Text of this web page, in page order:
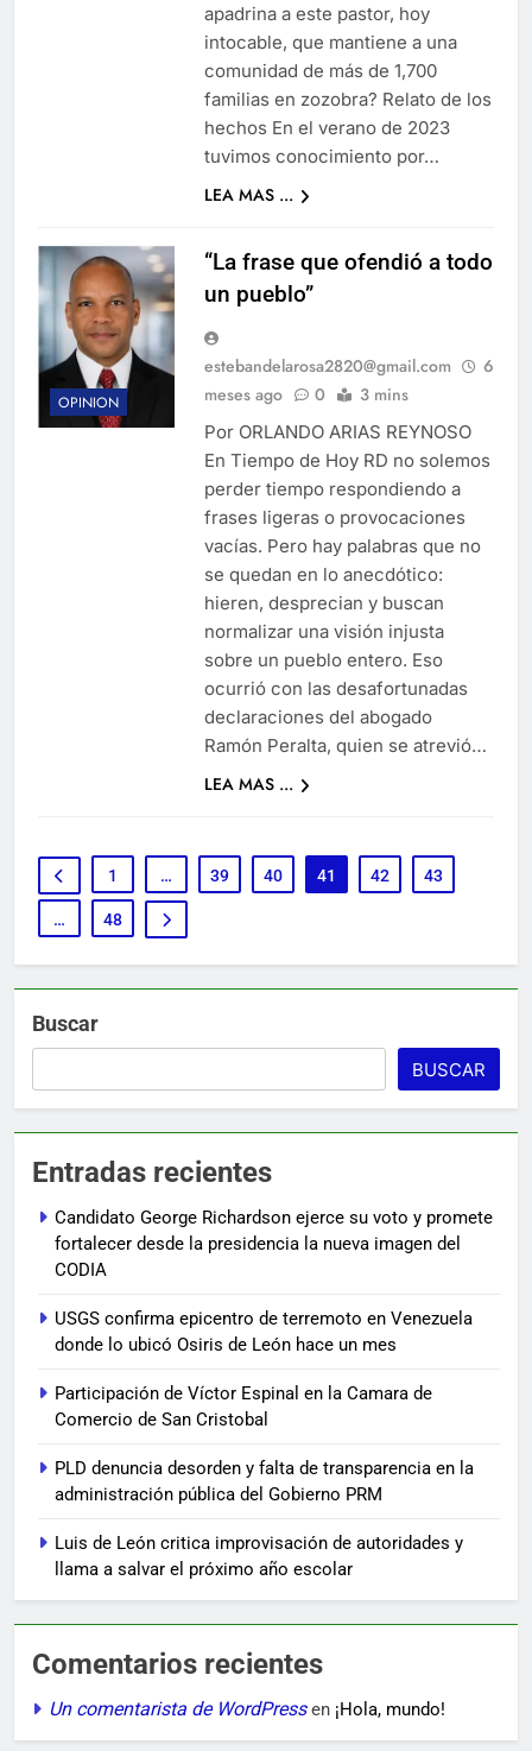
apadrina a este pastor, hoy
intocable, que mantiene a una
comunidad de más de 1,700
familias en zozobra? Relato de los
hechos En el verano de 2023
tuvimos conocimiento por…
LEA MAS ...
OPINION
“La frase que ofendió a todo
un pueblo”
estebandelarosa2820@gmail.com
6
meses ago
0 3 mins
Por ORLANDO ARIAS REYNOSO
En Tiempo de Hoy RD no solemos
perder tiempo respondiendo a
frases ligeras o provocaciones
vacías. Pero hay palabras que no
se quedan en lo anecdótico:
hieren, desprecian y buscan
normalizar una visión injusta
sobre un pueblo entero. Eso
ocurrió con las desafortunadas
declaraciones del abogado
Ramón Peralta, quien se atrevió…
LEA MAS ...
1 … 39 40 41 42 43
… 48
Buscar
BUSCAR
Entradas recientes
Candidato George Richardson ejerce su voto y promete
fortalecer desde la presidencia la nueva imagen del
CODIA
USGS confirma epicentro de terremoto en Venezuela
donde lo ubicó Osiris de León hace un mes
Participación de Víctor Espinal en la Camara de
Comercio de San Cristobal
PLD denuncia desorden y falta de transparencia en la
administración pública del Gobierno PRM
Luis de León critica improvisación de autoridades y
llama a salvar el próximo año escolar
Comentarios recientes
Un comentarista de WordPressen ¡Hola, mundo!